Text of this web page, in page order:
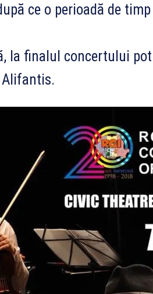
ce o perioadă de
la finalul concertului
Alifantis.